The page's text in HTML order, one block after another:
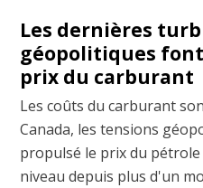
Les dernières
géopolitiques
prix du carburant
Les coûts du carburant
Canada, les tensions
propulsé le prix du
niveau depuis plus d'un